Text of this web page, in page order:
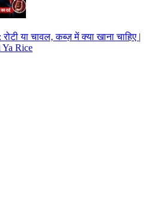
या चावल, कब्ज़ में क्या खाना चाहिए |
Rice